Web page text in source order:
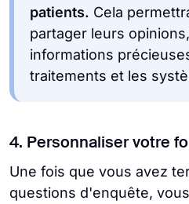
patients. Cela
partager leurs
informations
traitements et les
4. Personnaliser votre
Une fois que vous avez
questions d'enquête,